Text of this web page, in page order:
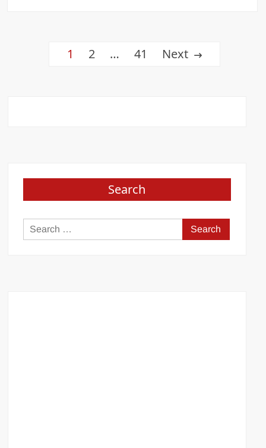
1 2 … 41 Next
Search
Search
for: